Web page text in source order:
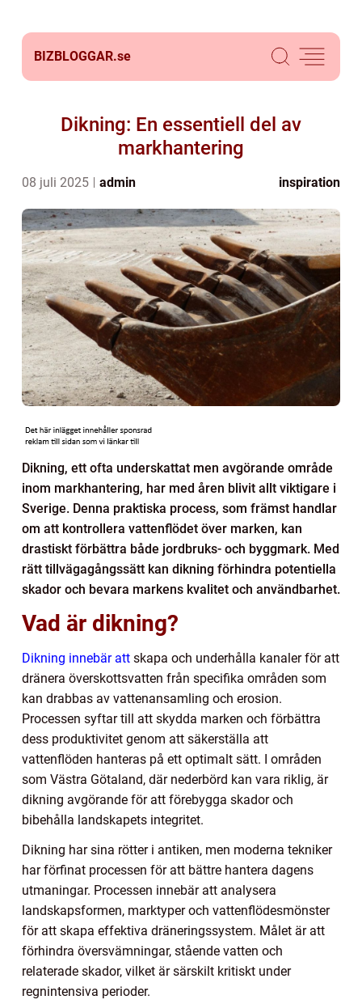
BIZBLOGGAR.se
Dikning: En essentiell del av
markhantering
08 juli 2025 admin inspiration
Dikning, ett ofta underskattat men avgörande område
inom markhantering, har med åren blivit allt viktigare i
Sverige. Denna praktiska process, som främst handlar
om att kontrollera vattenflödet över marken, kan
drastiskt förbättra både jordbruks- och byggmark. Med
rätt tillvägagångssätt kan dikning förhindra potentiella
skador och bevara markens kvalitet och användbarhet.
Vad är dikning?
Dikning innebär att skapa och underhålla kanaler för att
dränera överskottsvatten från specifika områden som
kan drabbas av vattenansamling och erosion.
Processen syftar till att skydda marken och förbättra
dess produktivitet genom att säkerställa att
vattenflöden hanteras på ett optimalt sätt. I områden
som Västra Götaland, där nederbörd kan vara riklig, är
dikning avgörande för att förebygga skador och
bibehålla landskapets integritet.
Dikning har sina rötter i antiken, men moderna tekniker
har förfinat processen för att bättre hantera dagens
utmaningar. Processen innebär att analysera
landskapsformen, marktyper och vattenflödesmönster
för att skapa effektiva dräneringssystem. Målet är att
förhindra översvämningar, stående vatten och
relaterade skador, vilket är särskilt kritiskt under
regnintensiva perioder.